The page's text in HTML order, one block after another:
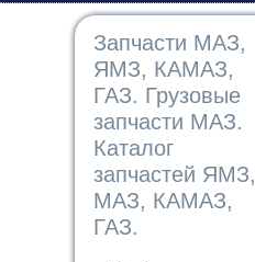
Запчасти МАЗ,
ЯМЗ, КАМАЗ,
ГАЗ. Грузовые
запчасти МАЗ.
Каталог
запчастей ЯМЗ,
МАЗ, КАМАЗ,
ГАЗ.